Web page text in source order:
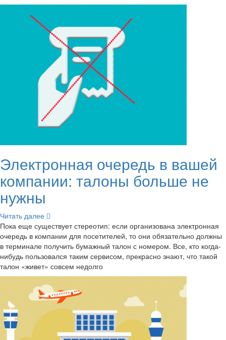
Элек­трон­ная оче­редь в вашей
ком­па­нии: та­ло­ны боль­ше не
нужны
Чи­тать далее
Пока еще су­ще­ству­ет сте­рео­тип: если ор­га­ни­зо­ва­на элек­трон­ная
оче­редь в ком­па­нии для по­се­ти­те­лей, то они обя­за­тель­но долж­ны
в тер­ми­на­ле по­лу­чить бу­маж­ный талон с но­ме­ром. Все, кто когда-​
нибудь поль­зо­вал­ся таким сер­ви­сом, пре­крас­но знают, что такой
талон «живет» со­всем недол­го